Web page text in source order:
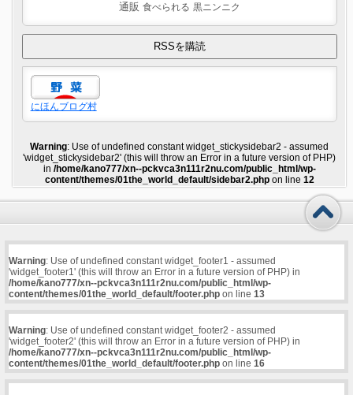
通販 食べられる 黒ニンニク
にほんブログ村
Warning: Use of undefined constant widget_stickysidebar2 - assumed
'widget_stickysidebar2' (this will throw an Error in a future version of PHP)
in /home/kano777/xn--pckvca3n111r2nu.com/public_html/wp-
content/themes/01the_world_default/sidebar2.phpon line 12
Warning: Use of undefined constant widget_footer1 - assumed
'widget_footer1' (this will throw an Error in a future version of PHP) in
/home/kano777/xn--pckvca3n111r2nu.com/public_html/wp-
content/themes/01the_world_default/footer.phpon line 13
Warning: Use of undefined constant widget_footer2 - assumed
'widget_footer2' (this will throw an Error in a future version of PHP) in
/home/kano777/xn--pckvca3n111r2nu.com/public_html/wp-
content/themes/01the_world_default/footer.phpon line 16